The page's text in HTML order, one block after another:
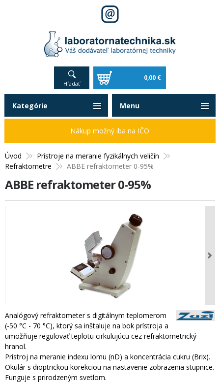
Hľadať
0,00 €
Úvod
Prístroje na meranie fyzikálnych veličín
Refraktometre
ABBE refraktometer 0-95%
ABBE refraktometer 0-95%
Analógový refraktometer s digitálnym teplomerom
(-50 °C - 70 °C), ktorý sa inštaluje na bok prístroja a
umožňuje regulovať teplotu cirkulujúcu cez refraktometrický
hranol.
Prístroj na meranie indexu lomu (nD) a koncentrácia cukru (Brix).
Okulár s dioptrickou korekciou na nastavenie zobrazenia stupnice.
Funguje s prirodzeným svetlom.
Kategórie
Nákup možný iba na IČO
Menu